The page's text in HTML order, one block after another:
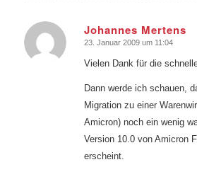
Johannes Mertens
sagte:
23. Januar 2009 um 11:04
Vielen Dank für die
Dann werde ich schauen,
Migration zu einer
Amicron) noch ein wenig
Version 10.0 von Amicron
erscheint.